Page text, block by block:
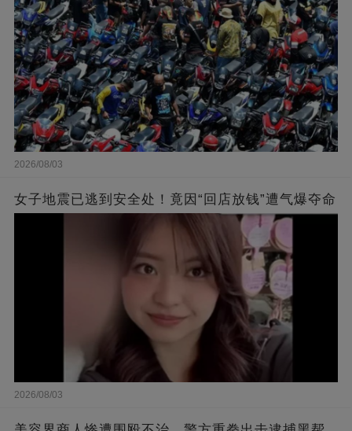
2026/08/03
女子地震已逃到安全处！竟因“回店放钱”遭气爆夺命
2026/08/03